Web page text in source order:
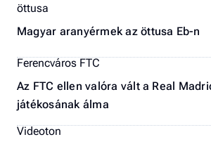
öttusa
Magyar aranyérmek az öttusa Eb-n
Ferencváros FTC
Az FTC ellen valóra vált a Real
játékosának álma
Videoton